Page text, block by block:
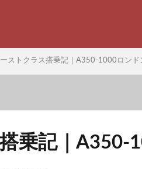
ストクラス搭乗記｜A350-1000ロンド
乗記｜A350-